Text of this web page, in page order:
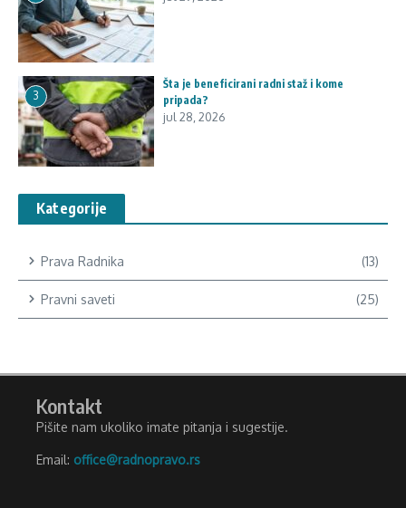
3
Šta je beneficirani radni staž i kome
pripada?
jul 28, 2026
Kategorije
Prava Radnika (13)
Pravni saveti (25)
Kontakt
Pišite nam ukoliko imate pitanja i sugestije.
Email: office@radnopravo.rs